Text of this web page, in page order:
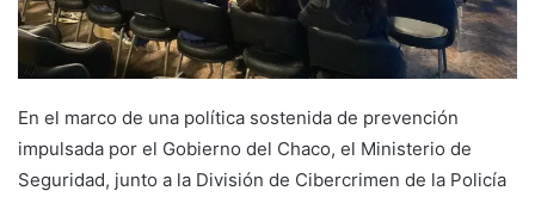
En el marco de una política sostenida de prevención
impulsada por el Gobierno del Chaco, el Ministerio de
Seguridad, junto a la División de Cibercrimen de la Policía